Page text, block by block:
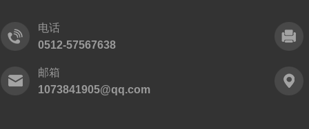
电话
0512-57567638
邮箱
1073841905@qq.com